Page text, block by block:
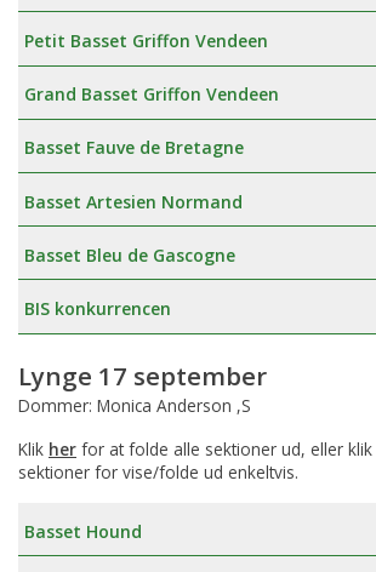
Petit Basset Griffon Vendeen
Grand Basset Griffon Vendeen
Basset Fauve de Bretagne
Basset Artesien Normand
Basset Bleu de Gascogne
BIS konkurrencen
Lynge 17 september
Dommer: Monica Anderson ,S
Klik her for at folde alle sektioner ud, eller
sektioner for vise/folde ud enkeltvis.
Basset Hound